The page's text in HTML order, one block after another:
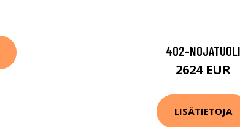
402-NOJATUOLI
2624 EUR
LISÄTIETOJA